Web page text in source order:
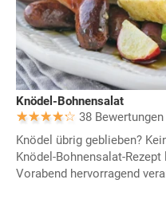
Knödel-Bohnensalat
38 Bewertungen
Knödel übrig geblieben?
Knödel-Bohnensalat-
Vorabend hervorragend